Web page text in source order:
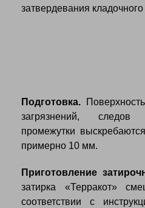
затвердевания
Подготовка.
загрязнений,
промежутки
примерно 10 мм.
Приготовление
затирка «Терракот»
соответствии с